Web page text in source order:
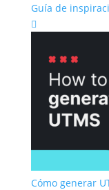
Guía de

Cómo generar